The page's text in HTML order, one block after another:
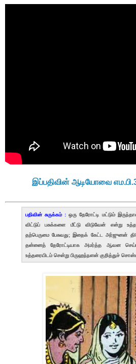
இப்பதிவின் ஆடியோவை
பதிவின் சுருக்கம் : ஒரு தேரோட்டி மட்டும்
விட்டுப் பசுக்களை மீட்டு விடுவேன் என்று
தற்பெருமை பேசுவது; இதைக் கேட்ட அர்ஜுனன்
தன்னைத் தேரோட்டியாக அமர்த்த ஆவன
உத்தரையிடம் சென்று பிருஹந்நளன் குறித்துச்